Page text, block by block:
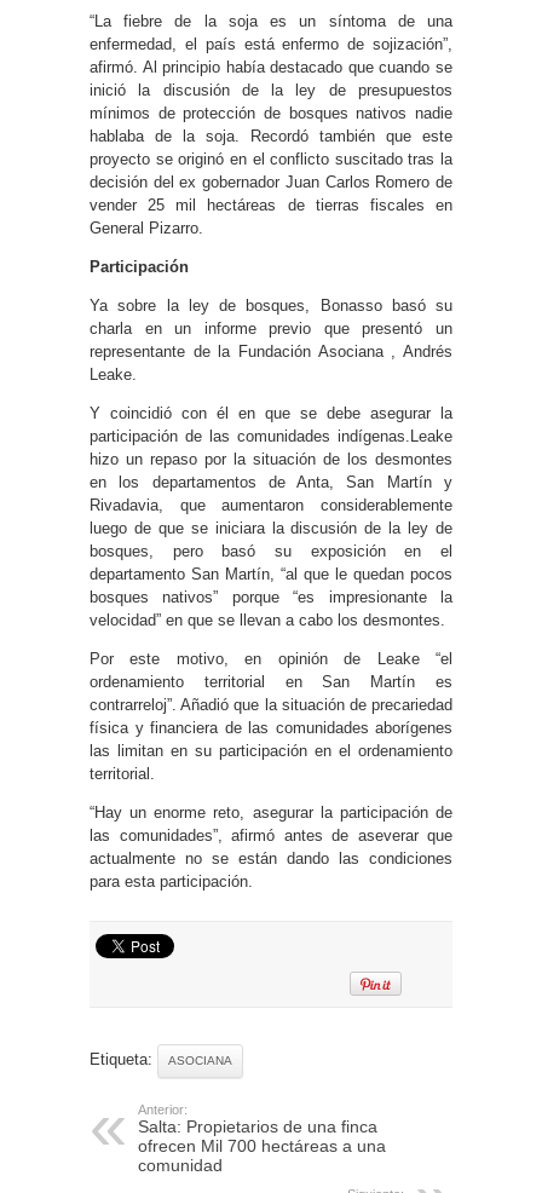
“La fiebre de la soja es un síntoma de una
enfermedad, el país está enfermo de sojización”,
afirmó. Al principio había destacado que cuando se
inició la discusión de la ley de presupuestos
mínimos de protección de bosques nativos nadie
hablaba de la soja. Recordó también que este
proyecto se originó en el conflicto suscitado tras la
decisión del ex gobernador Juan Carlos Romero de
vender 25 mil hectáreas de tierras fiscales en
General Pizarro.
Participación
Ya sobre la ley de bosques, Bonasso basó su
charla en un informe previo que presentó un
representante de la Fundación Asociana , Andrés
Leake.
Y coincidió con él en que se debe asegurar la
participación de las comunidades indígenas.Leake
hizo un repaso por la situación de los desmontes
en los departamentos de Anta, San Martín y
Rivadavia, que aumentaron considerablemente
luego de que se iniciara la discusión de la ley de
bosques, pero basó su exposición en el
departamento San Martín, “al que le quedan pocos
bosques nativos” porque “es impresionante la
velocidad” en que se llevan a cabo los desmontes.
Por este motivo, en opinión de Leake “el
ordenamiento territorial en San Martín es
contrarreloj”. Añadió que la situación de precariedad
física y financiera de las comunidades aborígenes
las limitan en su participación en el ordenamiento
territorial.
“Hay un enorme reto, asegurar la participación de
las comunidades”, afirmó antes de aseverar que
actualmente no se están dando las condiciones
para esta participación.
Etiqueta: ASOCIANA
Anterior:
Salta: Propietarios de una finca
ofrecen Mil 700 hectáreas a una
comunidad